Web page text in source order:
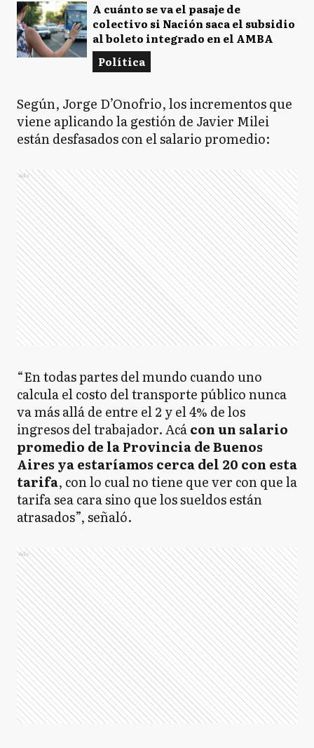
A cuánto se va el pasaje de
colectivo si Nación saca el subsidio
al boleto integrado en el AMBA
Política
Según, Jorge D’Onofrio, los incrementos que
viene aplicando la gestión de Javier Milei
están desfasados con el salario promedio:
Ads
“En todas partes del mundo cuando uno
calcula el costo del transporte público nunca
va más allá de entre el 2 y el 4% de los
ingresos del trabajador. Acácon un salario
promedio de la Provincia de Buenos
Aires ya estaríamos cerca del 20 con esta
tarifa, con lo cual no tiene que ver con que la
tarifa sea cara sino que los sueldos están
atrasados”, señaló.
Ads